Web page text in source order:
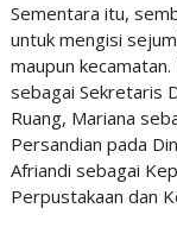
Sementara itu,
untuk mengisi
maupun
sebagai Sekretaris
Ruang, Mariana
Persandian pada
Afriandi sebagai
Perpustakaan dan